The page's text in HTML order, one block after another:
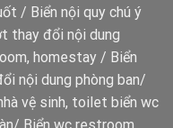
/ Biển nội quy chú ý
thay đổi nội dung
homestay / Biển
nội dung phòng ban/
vệ sinh, toilet biển wc